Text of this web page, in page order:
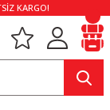
KARGO!